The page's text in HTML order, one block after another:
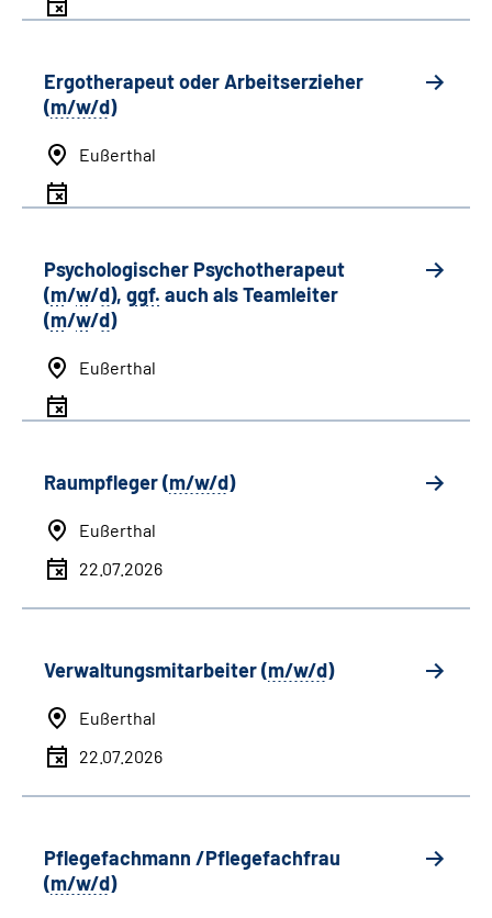
Ergotherapeut oder Arbeitserzieher
(m/w/d)
Eußerthal
Psychologischer Psychotherapeut
(m/w/d), ggf. auch alsTeamleiter
(m/w/d)
Eußerthal
Raumpfleger (m/w/d)
Eußerthal
22.07.2026
Verwaltungsmitarbeiter (m/w/d)
Eußerthal
22.07.2026
Pflegefachmann /Pflegefachfrau
(m/w/d)